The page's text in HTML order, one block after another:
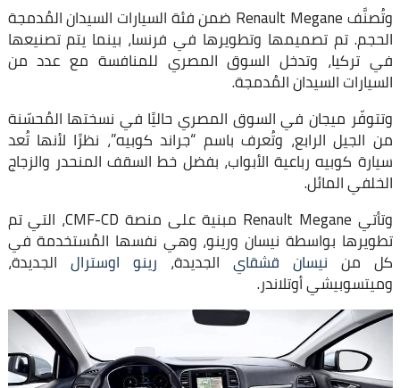
وتُصنَّف Renault Megane ضمن فئة السيارات السيدان المُدمجة
الحجم. تم تصميمها وتطويرها في فرنسا، بينما يتم تصنيعها
في تركيا، وتدخل السوق المصري للمنافسة مع عدد من
السيارات السيدان المُدمجة.
وتتوفّر ميجان في السوق المصري حاليًا في نسختها المُحسّنة
من الجيل الرابع، وتُعرف باسم “جراند كوبيه”، نظرًا لأنها تُعد
سيارة كوبيه رباعية الأبواب، بفضل خط السقف المنحدر والزجاج
الخلفي المائل.
وتأتي Renault Megane مبنية على منصة CMF-CD، التي تم
تطويرها بواسطة نيسان ورينو، وهي نفسها المُستخدمة في
كل من نيسان قشقاي الجديدة، رينو اوسترال الجديدة،
وميتسوبيشي أوتلاندر.